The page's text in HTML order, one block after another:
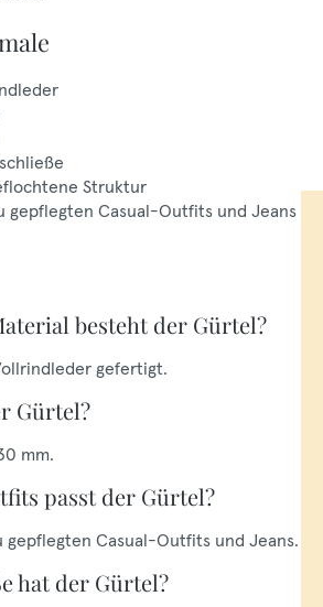
Struktur
gepflegten Casual-Outfits und Jeans
besteht der Gürtel?
gefertigt.
Gürtel?
mm.
passt der Gürtel?
gepflegten Casual-Outfits und Jeans.
hat der Gürtel?